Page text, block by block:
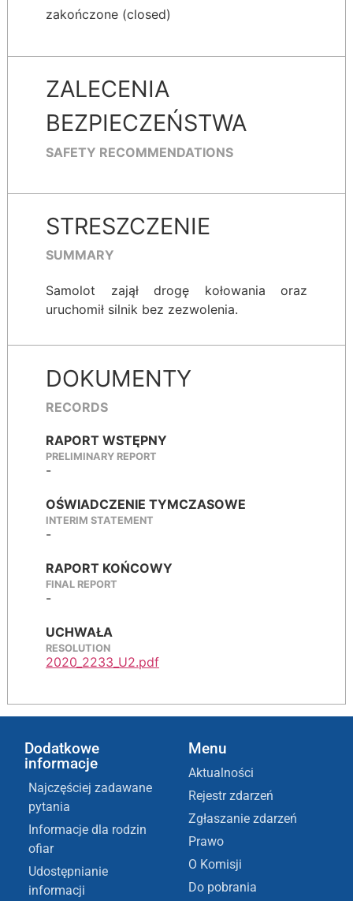
zakończone (closed)
ZALECENIA
BEZPIECZEŃSTWA
SAFETY RECOMMENDATIONS
STRESZCZENIE
SUMMARY
Samolot zajął drogę kołowania oraz
uruchomił silnik bez zezwolenia.
DOKUMENTY
RECORDS
RAPORT WSTĘPNY
PRELIMINARY REPORT
-
OŚWIADCZENIE TYMCZASOWE
INTERIM STATEMENT
-
RAPORT KOŃCOWY
FINAL REPORT
-
UCHWAŁA
RESOLUTION
2020_2233_U2.pdf
Dodatkowe
informacje
Najczęściej zadawane
pytania
Informacje dla rodzin
ofiar
Udostępnianie
informacji
Menu
Aktualności
Rejestr zdarzeń
Zgłaszanie zdarzeń
Prawo
O Komisji
Do pobrania